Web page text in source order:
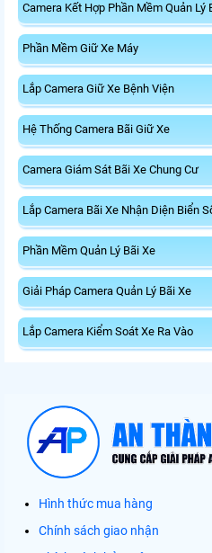
Camera Kết Hợp Phần Mềm Quản Lý
Phần Mềm Giữ Xe Máy
Lắp Camera Giữ Xe Bệnh Viện
Hệ Thống Camera Bãi Giữ Xe
Camera Giám Sát Bãi Xe Chung Cư
Lắp Camera Bãi Xe Nhận Diện Biển
Phần Mềm Quản Lý Bãi Xe
Giải Pháp Camera Quản Lý Bãi Xe
Lắp Camera Kiểm Soát Xe Ra Vào
Hình thức mua hàng
Chính sách giao nhận